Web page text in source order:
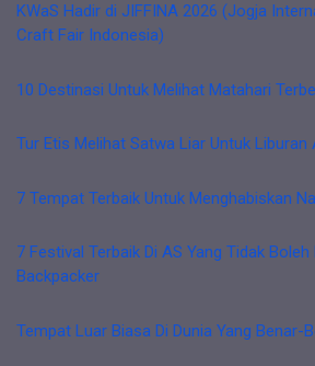
KWaS Hadir di JIFFINA 2026 (Jogja
Craft Fair Indonesia)
10 Destinasi Untuk Melihat Matahari
Tur Etis Melihat Satwa Liar Untuk Liburan
7 Tempat Terbaik Untuk Menghabiskan
7 Festival Terbaik Di AS Yang Tidak Boleh
Backpacker
Tempat Luar Biasa Di Dunia Yang Benar-